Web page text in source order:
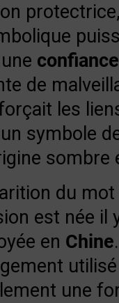
de
les
symbole
sombre
du
est née il
en Chine
une